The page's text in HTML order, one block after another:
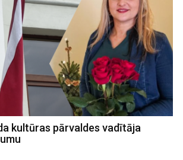
kultūras pārvaldes vadītāja